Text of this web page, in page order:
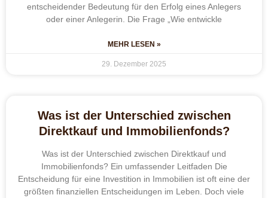
entscheidender Bedeutung für den Erfolg eines Anlegers
oder einer Anlegerin. Die Frage „Wie entwickle
MEHR LESEN »
29. Dezember 2025
Was ist der Unterschied zwischen
Direktkauf und Immobilienfonds?
Was ist der Unterschied zwischen Direktkauf und
Immobilienfonds? Ein umfassender Leitfaden Die
Entscheidung für eine Investition in Immobilien ist oft eine der
größten finanziellen Entscheidungen im Leben. Doch viele